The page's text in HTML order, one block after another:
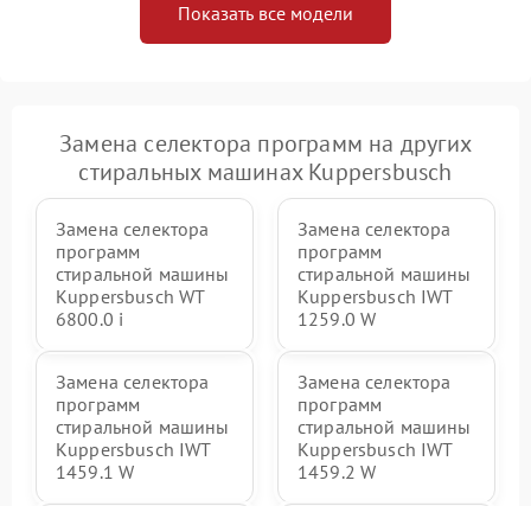
Показать все модели
Замена селектора программ на других
стиральных машинах Kuppersbusch
Замена селектора
программ
стиральной машины
Kuppersbusch WT
6800.0 i
Замена селектора
программ
стиральной машины
Kuppersbusch IWT
1259.0 W
Замена селектора
программ
стиральной машины
Kuppersbusch IWT
1459.1 W
Замена селектора
программ
стиральной машины
Kuppersbusch IWT
1459.2 W